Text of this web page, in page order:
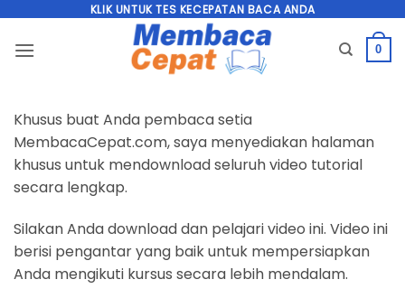
content
KLIK UNTUK TES KECEPATAN BACA ANDA
0
Khusus buat Anda pembaca setia
MembacaCepat.com, saya menyediakan halaman
khusus untuk mendownload seluruh video tutorial
secara lengkap.
Silakan Anda download dan pelajari video ini. Video ini
berisi pengantar yang baik untuk mempersiapkan
Anda mengikuti kursus secara lebih mendalam.